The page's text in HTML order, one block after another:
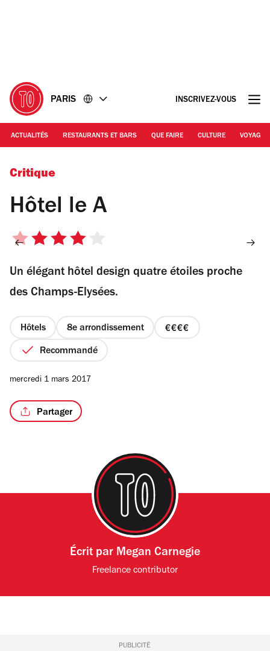
PARIS INSCRIVEZ-VOUS
ACTUALITÉS RESTAURANTS ET BARS QUE FAIRE CULTURE VOYAGE
Critique
Hôtel le A
4
5
étoiles
Un élégant hôtel design quatre étoiles proche
des Champs-Elysées.
Hôtels 8e arrondissement
prix
Recommandé
mercredi 1 mars 2017
Partager
Écrit par Megan Carnegie
Freelance contributor
PUBLICITÉ